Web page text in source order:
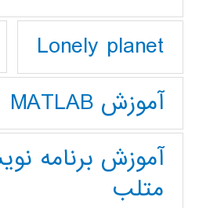
Lonely planet
آموزش MATLAB
آموزش برنامه
متلب